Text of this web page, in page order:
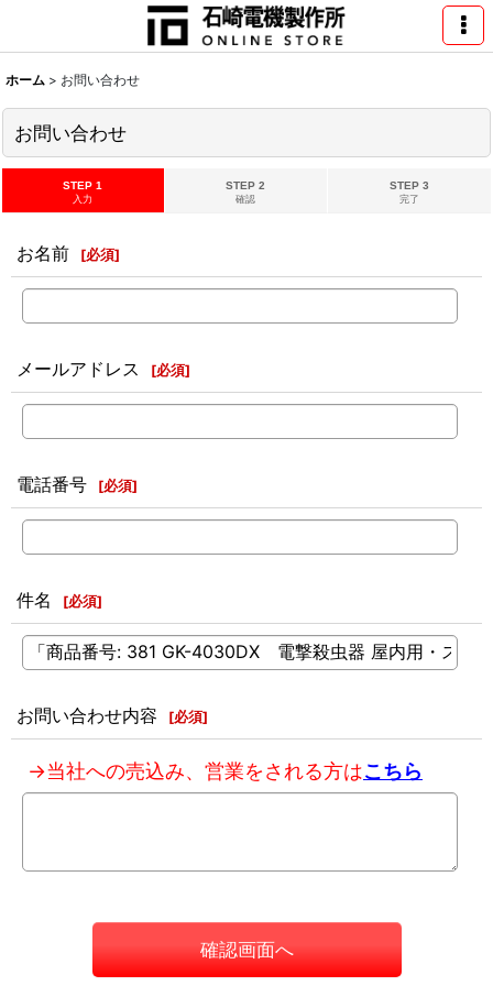
ホーム > お問い合わせ
お問い合わせ
STEP 1
入力
STEP 2
確認
STEP 3
完了
お名前 [必須]
メールアドレス [必須]
電話番号 [必須]
件名 [必須]
お問い合わせ内容 [必須]
→当社への売込み、営業をされる方はこちら
確認画面へ